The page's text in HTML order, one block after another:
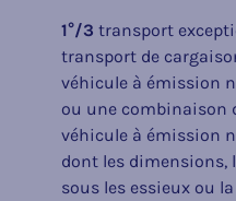
1°/3 transport
transport de
véhicule à émission
ou une combinaison
véhicule à émission
dont les dimensions,
sous les essieux ou